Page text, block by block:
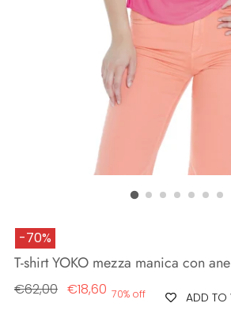
-70%
T-shirt YOKO mezza manica con
Regular
€62,00 €18,60 70% off ADD TO